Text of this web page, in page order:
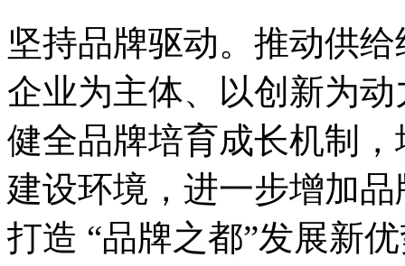
坚持品牌驱动。推动供
企业为主体、以创新为
健全品牌培育成长机制
建设环境，进一步增加
打造 “品牌之都”发展新